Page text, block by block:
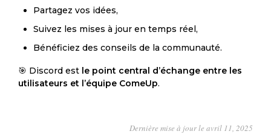
Partagez vos idées,
Suivez les mises à jour en temps réel,
Bénéficiez des conseils de la communauté.
🎯 Discord est le point central d’échange entre les
utilisateurs et l’équipe ComeUp.
Dernière mise à jour le avril 11, 2025